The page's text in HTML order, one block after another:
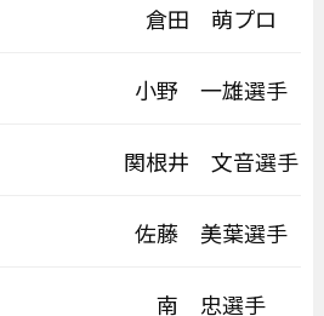
倉田 萌プロ
小野 一雄選手
関根井 文音選手
佐藤 美葉選手
南 忠選手